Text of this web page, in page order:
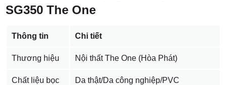
SG350 The One
Thông tin Chi tiết
Thương hiệu Nội thất The One (Hòa Phát)
Chất liệu bọc Da thật/Da công nghiệp/PVC